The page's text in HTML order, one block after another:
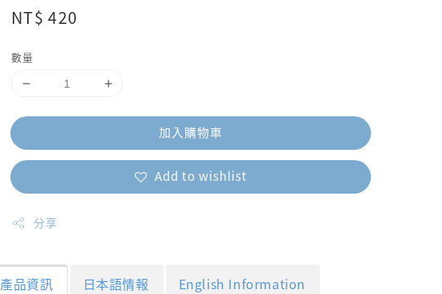
Regular
NT$ 420
數量
加入購物車
Add to wishlist
分享
產品資訊 日本語情報 English Information